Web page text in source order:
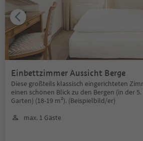
Einbettzimmer Aussicht Berge
Diese großteils klassisch eingerichteten
einen schönen Blick zu den Bergen (in der
Garten) (18-19 m²). (Beispielbild/er)
max. 1 Gäste